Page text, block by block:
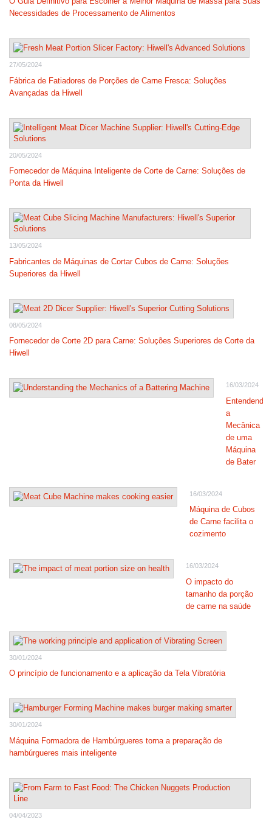
Necessidades de Processamento de Alimentos
27/05/2024
Fábrica de Fatiadores de Porções de Carne Fresca: Soluções
Avançadas da Hiwell
20/05/2024
Fornecedor de Máquina Inteligente de Corte de Carne: Soluções de
Ponta da Hiwell
13/05/2024
Fabricantes de Máquinas de Cortar Cubos de Carne: Soluções
Superiores da Hiwell
08/05/2024
Fornecedor de Corte 2D para Carne: Soluções Superiores de Corte da
Hiwell
16/03/2024
Entendendo
a
Mecânica
de uma
Máquina
de Bater
16/03/2024
Máquina de Cubos
de Carne facilita o
cozimento
16/03/2024
O impacto do
tamanho da porção
de carne na saúde
30/01/2024
O princípio de funcionamento e a aplicação da Tela Vibratória
30/01/2024
Máquina Formadora de Hambúrgueres torna a preparação de
hambúrgueres mais inteligente
04/04/2023